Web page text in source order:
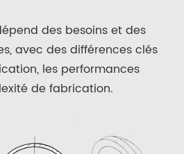
des besoins et des
avec des différences clés
les performances
de fabrication.